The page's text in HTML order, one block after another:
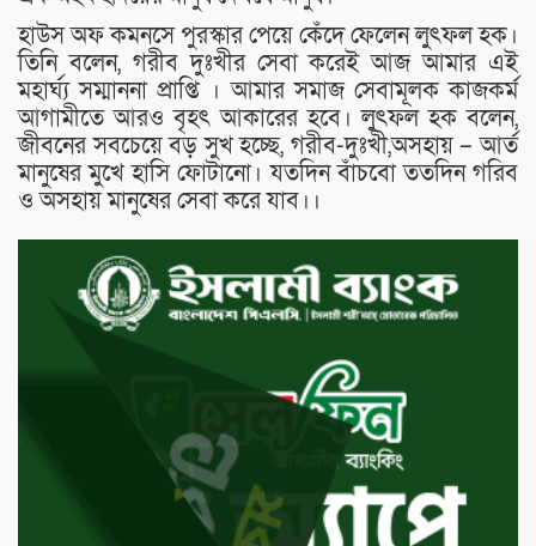
হাউস অফ কমনসে পুরস্কার পেয়ে কেঁদে ফেলেন লুৎফল হক।
তিনি বলেন, গরীব দুঃখীর সেবা করেই আজ আমার এই
মহার্ঘ্য সম্মাননা প্রাপ্তি । আমার সমাজ সেবামূলক কাজকর্ম
আগামীতে আরও বৃহৎ আকারের হবে। লুৎফল হক বলেন,
জীবনের সবচেয়ে বড় সুখ হচ্ছে, গরীব-দুঃখী,অসহায় – আর্ত
মানুষের মুখে হাসি ফোটানো। যতদিন বাঁচবো ততদিন গরিব
ও অসহায় মানুষের সেবা করে যাব।।